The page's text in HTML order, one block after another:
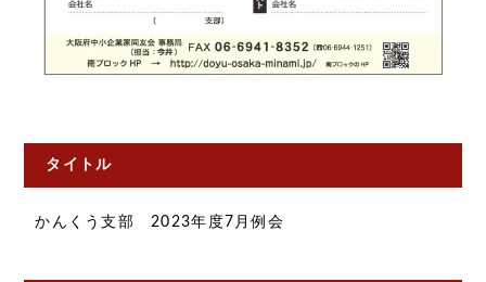
タイトル
かんくう支部 2023年度7月例会